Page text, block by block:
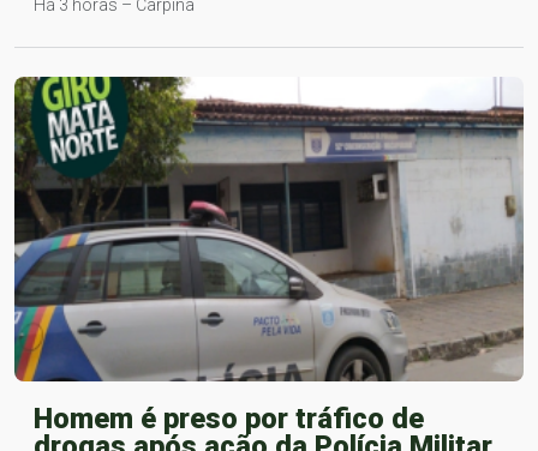
Há 3 horas – Carpina
Homem é preso por tráfico de